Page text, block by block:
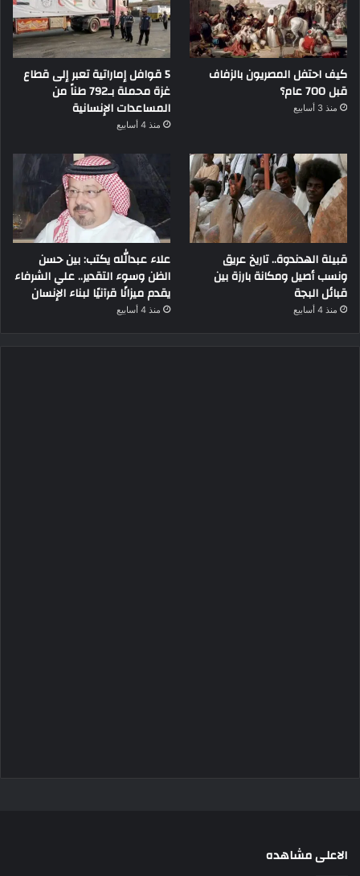
كيف احتفل المصريون بالزفاف
قبل 700 عام؟
منذ 3 أسابيع
5 قوافل إماراتية تعبر إلى قطاع
غزة محملة بـ792 طناً من
المساعدات الإنسانية
منذ 4 أسابيع
قبيلة الهدندوة.. تاريخ عريق
ونسب أصيل ومكانة بارزة بين
قبائل البجة
منذ 4 أسابيع
علاء عبدالله يكتب: بين حسن
الظن وسوء التقدير.. علي الشرفاء
يقدم ميزانًا قرآنيًا لبناء الإنسان
منذ 4 أسابيع
الاعلى مشاهده